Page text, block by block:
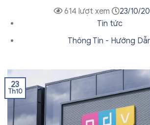
614 lượt xem
23/10/
Tin tức
Thông Tin - Hướng
23
Th10